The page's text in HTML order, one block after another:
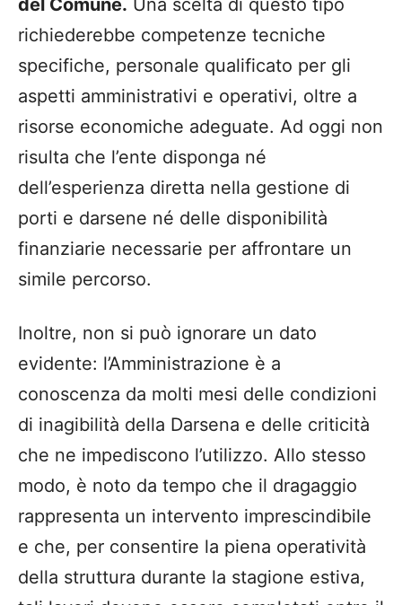
del Comune. Una scelta di questo tipo
richiederebbe competenze tecniche
specifiche, personale qualificato per gli
aspetti amministrativi e operativi, oltre a
risorse economiche adeguate. Ad oggi non
risulta che l’ente disponga né
dell’esperienza diretta nella gestione di
porti e darsene né delle disponibilità
finanziarie necessarie per affrontare un
simile percorso.
Inoltre, non si può ignorare un dato
evidente: l’Amministrazione è a
conoscenza da molti mesi delle condizioni
di inagibilità della Darsena e delle criticità
che ne impediscono l’utilizzo. Allo stesso
modo, è noto da tempo che il dragaggio
rappresenta un intervento imprescindibile
e che, per consentire la piena operatività
della struttura durante la stagione estiva,